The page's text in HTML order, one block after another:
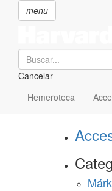
menu
Search
Cancelar
Hemeroteca